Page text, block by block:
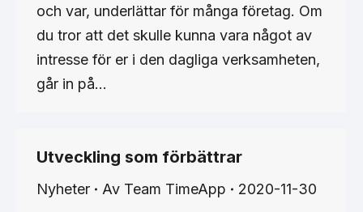
och var, underlättar för många företag. Om
du tror att det skulle kunna vara något av
intresse för er i den dagliga verksamheten,
går in på…
Utveckling som förbättrar
Nyheter Av Team TimeApp
2020-11-30